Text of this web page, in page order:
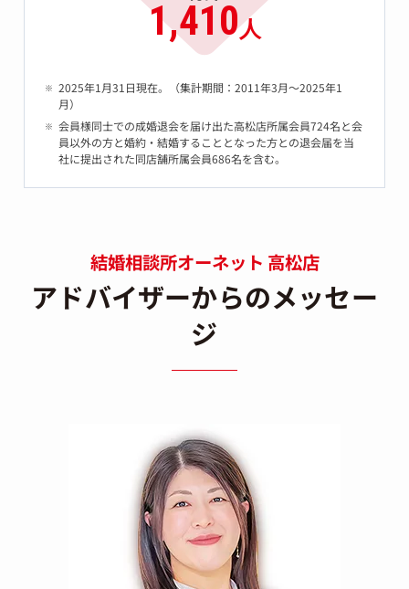
1,410人
2025年1月31日現在。（集計期間：2011年3月～2025年1
月）
会員様同士での成婚退会を届け出た高松店所属会員724名と会
員以外の方と婚約・結婚することとなった方との退会届を当
社に提出された同店舗所属会員686名を含む。
結婚相談所オーネット 高松店
アドバイザーからのメッセー
ジ